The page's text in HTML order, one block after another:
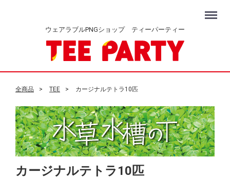
ウェアラブルPNGショップ ティーパーティー
Menu
全商品 TEE カージナルテトラ10匹
カージナルテトラ10匹